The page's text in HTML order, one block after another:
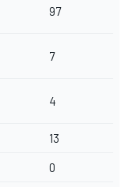
97
7
4
13
0